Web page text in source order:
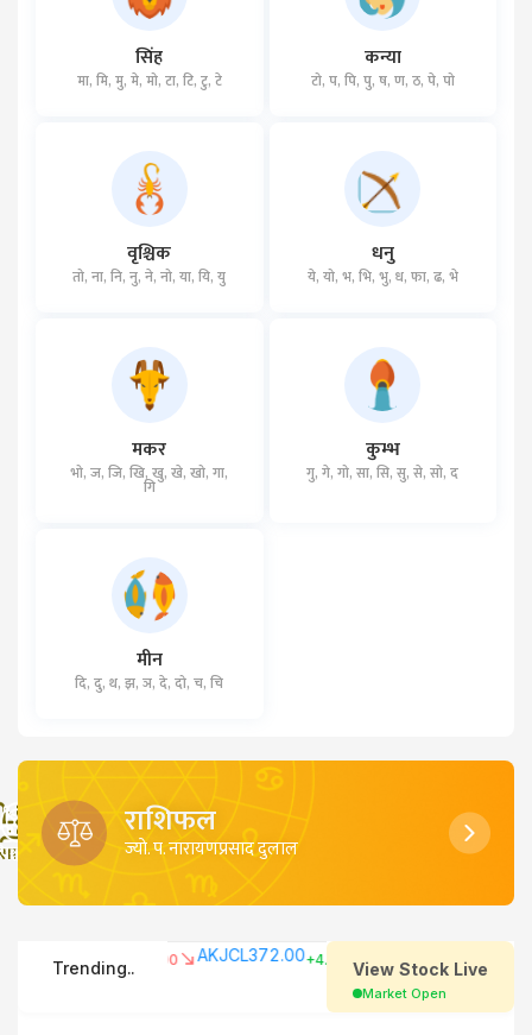
सिंह
मा, मि, मु, मे, मो, टा, टि, टु, टे
कन्या
टो, प, पि, पु, ष, ण, ठ, पे, पो
वृश्चिक
तो, ना, नि, नु, ने, नो, या, यि, यु
धनु
ये, यो, भ, भि, भु, ध, फा, ढ, भे
मकर
भो, ज, जि, खि, खु, खे, खो, गा,
गि
कुम्भ
गु, गे, गो, सा, सि, सु, से, सो, द
मीन
दि, दु, थ, झ, ञ, दे, दो, च, चि
साइत
पञ्चाङ्ग
राशिफल
ज्याे. प. नारायणप्रसाद दुलाल